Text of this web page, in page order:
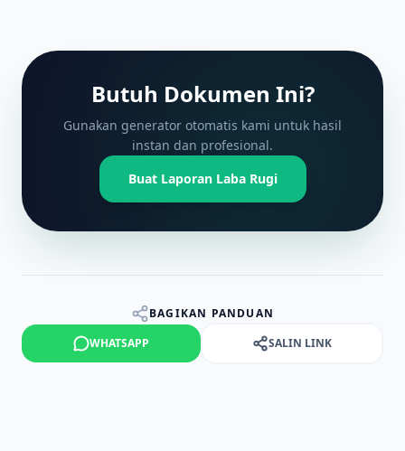
Butuh Dokumen Ini?
Gunakan generator otomatis kami untuk hasil
instan dan profesional.
Buat Laporan Laba Rugi
BAGIKAN PANDUAN
WHATSAPP
SALIN LINK